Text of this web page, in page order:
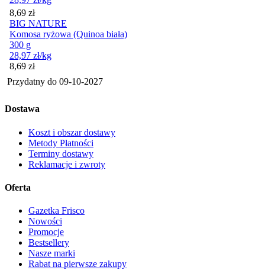
Cena
8,69 zł
BIG NATURE
Komosa ryżowa (Quinoa biała)
300 g
28,97 zł/kg
Cena
8,69 zł
Przydatny do 09-10-2027
Dostawa
Koszt i obszar dostawy
Metody Płatności
Terminy dostawy
Reklamacje i zwroty
Oferta
Gazetka Frisco
Nowości
Promocje
Bestsellery
Nasze marki
Rabat na pierwsze zakupy